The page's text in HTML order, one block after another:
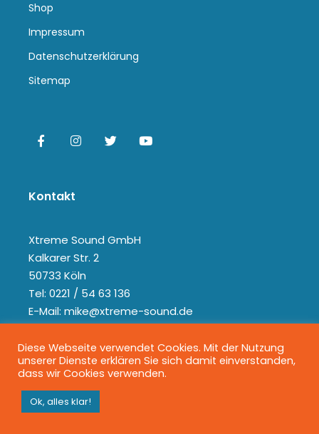
Shop
Impressum
Datenschutzerklärung
Sitemap
Kontakt
Xtreme Sound GmbH
Kalkarer Str. 2
50733 Köln
Tel: 0221 / 54 63 136
E-Mail: mike@xtreme-sound.de
Diese Webseite verwendet Cookies. Mit der Nutzung
unserer Dienste erklären Sie sich damit einverstanden,
dass wir Cookies verwenden.
Ok, alles klar!